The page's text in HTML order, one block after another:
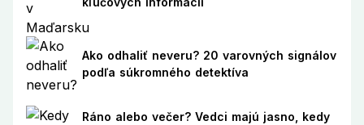
Ako odhaliť neveru? 20 varovných signálov
podľa súkromného detektíva
Ráno alebo večer? Vedci majú jasno, kedy